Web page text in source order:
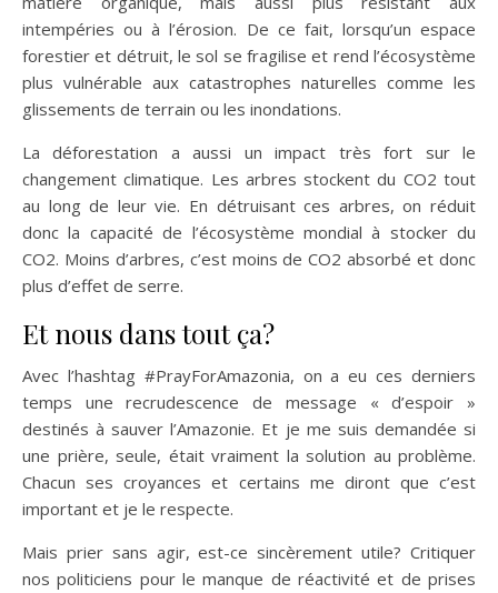
intempéries ou à l’érosion. De ce fait, lorsqu’un espace
forestier et détruit, le sol se fragilise et rend l’écosystème
plus vulnérable aux catastrophes naturelles comme les
glissements de terrain ou les inondations.
La déforestation a aussi un impact très fort sur le
changement climatique. Les arbres stockent du CO2 tout
au long de leur vie. En détruisant ces arbres, on réduit
donc la capacité de l’écosystème mondial à stocker du
CO2. Moins d’arbres, c’est moins de CO2 absorbé et donc
plus d’effet de serre.
Et nous dans tout ça?
Avec l’hashtag #PrayForAmazonia, on a eu ces derniers
temps une recrudescence de message « d’espoir »
destinés à sauver l’Amazonie. Et je me suis demandée si
une prière, seule, était vraiment la solution au problème.
Chacun ses croyances et certains me diront que c’est
important et je le respecte.
Mais prier sans agir, est-ce sincèrement utile? Critiquer
nos politiciens pour le manque de réactivité et de prises